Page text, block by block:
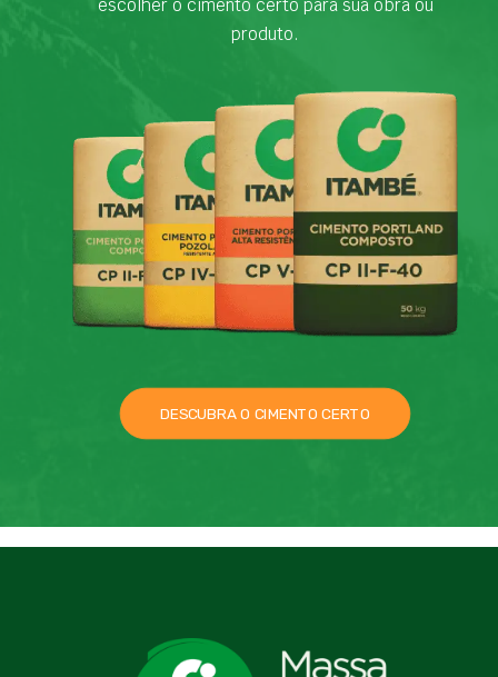
escolher o cimento certo para sua obra ou
produto.
DESCUBRA O CIMENTO CERTO